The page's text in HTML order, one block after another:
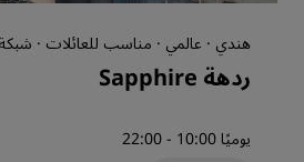
هندي · عالمي · مناسب للعائلات ·
ردهة Sapphire
يوميًا 10:00 - 22:00